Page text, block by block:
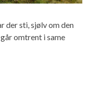
der sti, sjølv om den
omtrent i same